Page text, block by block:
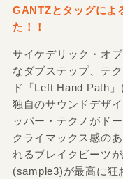
GANTZとタッグによ
た！！
サイケデリック・オ
なダブステップ、テ
ド「Left Hand Path
独自のサウンドデザ
ッパー・テクノがド
クライマックス感の
れるブレイクビーツ
(sample3)が最高に狂